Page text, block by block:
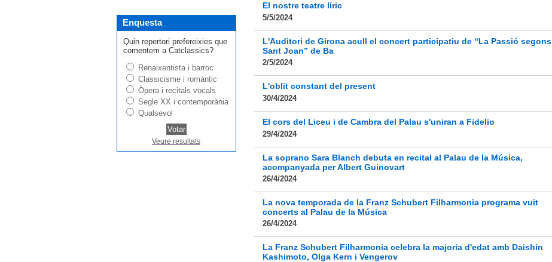
Enquesta
Quin repertori prefereixies que
comentem a Catclassics?
Renaixentista i barroc
Classicisme i romàntic
Òpera i recitals vocals
Segle XX i contemporània
Qualsevol
Veure resultats
El nostre teatre líric
5/5/2024
L'Auditori de Girona acull el concert participatiu de “La Passió segons
Sant Joan” de Ba
2/5/2024
L'oblit constant del present
30/4/2024
El cors del Liceu i de Cambra del Palau s'uniran a Fidelio
29/4/2024
La soprano Sara Blanch debuta en recital al Palau de la Música,
acompanyada per Albert Guinovart
26/4/2024
La nova temporada de la Franz Schubert Filharmonia programa vuit
concerts al Palau de la Música
26/4/2024
La Franz Schubert Filharmonia celebra la majoria d'edat amb Daishin
Kashimoto, Olga Kern i Vengerov